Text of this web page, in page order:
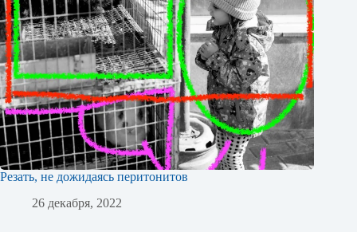
Резать, не дожидаясь перитонитов
26 декабря, 2022